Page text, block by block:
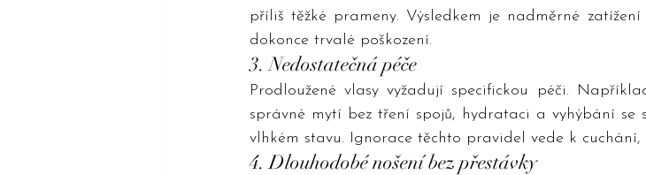
příliš těžké prameny. Výsledkem je nadměrné
dokonce trvalé poškození.
3. Nedostatečná péče
Prodloužené vlasy vyžadují specifickou péči.
správné mytí bez tření spojů, hydrataci a vyhýbání se
vlhkém stavu. Ignorace těchto pravidel vede k
4. Dlouhodobé nošení bez přestávky